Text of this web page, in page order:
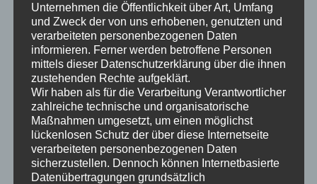
Analyse
Konzept
Putzarbeiten
Unternehmen die Öffentlichkeit über Art, Umfang
und Zweck der von uns erhobenen, genutzten und
verarbeiteten personenbezogenen Daten
informieren. Ferner werden betroffene Personen
mittels dieser Datenschutzerklärung über die ihnen
zustehenden Rechte aufgeklärt.
Wir haben als für die Verarbeitung Verantwortlicher
zahlreiche technische und organisatorische
Maßnahmen umgesetzt, um einen möglichst
lückenlosen Schutz der über diese Internetseite
verarbeiteten personenbezogenen Daten
sicherzustellen. Dennoch können Internetbasierte
Datenübertragungen grundsätzlich